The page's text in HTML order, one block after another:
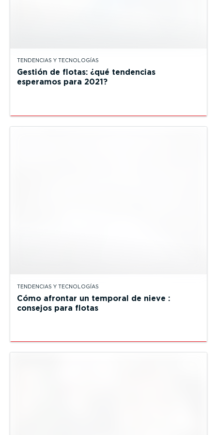
TENDENCIAS Y TECNOLOGÍAS
Gestión de flotas: ¿qué tendencias
esperamos para 2021?
TENDENCIAS Y TECNOLOGÍAS
Cómo afrontar un temporal de nieve :
consejos para flotas